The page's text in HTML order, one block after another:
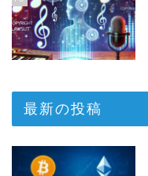
最新の投稿